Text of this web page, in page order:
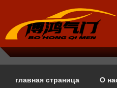
главная страница О